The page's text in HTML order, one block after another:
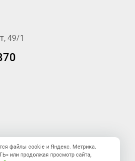
49/1
файлы cookie и Яндекс. Метрика.
или продолжая просмотр сайта,